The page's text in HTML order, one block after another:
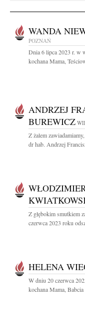
WANDA
POZNAŃ
Dnia 6 lipca 2023 r. w
kochana Mama,
ANDRZEJ
BUREWICZ
Z żalem
dr hab. Andrzej
Z głębokim smutkiem
czerwca 2023 roku
HELENA
W dniu 20 czerwca
kochana Mama,